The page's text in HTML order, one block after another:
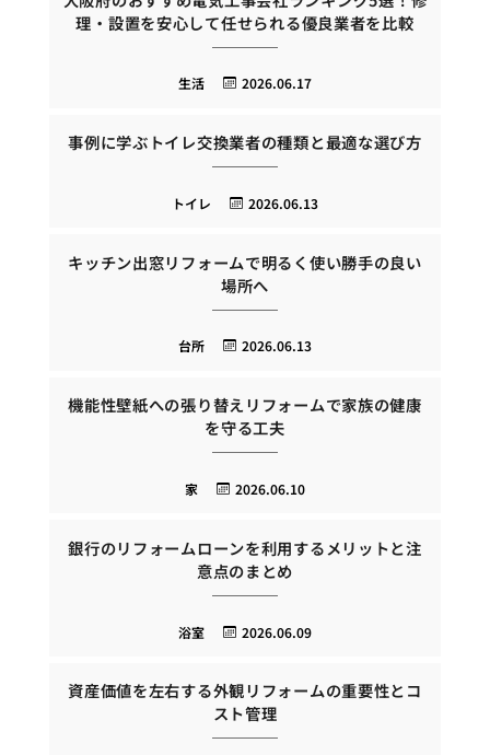
理・設置を安心して任せられる優良業者を比較
2026.06.17
生活
事例に学ぶトイレ交換業者の種類と最適な選び方
2026.06.13
トイレ
キッチン出窓リフォームで明るく使い勝手の良い
場所へ
2026.06.13
台所
機能性壁紙への張り替えリフォームで家族の健康
を守る工夫
2026.06.10
家
銀行のリフォームローンを利用するメリットと注
意点のまとめ
2026.06.09
浴室
資産価値を左右する外観リフォームの重要性とコ
スト管理